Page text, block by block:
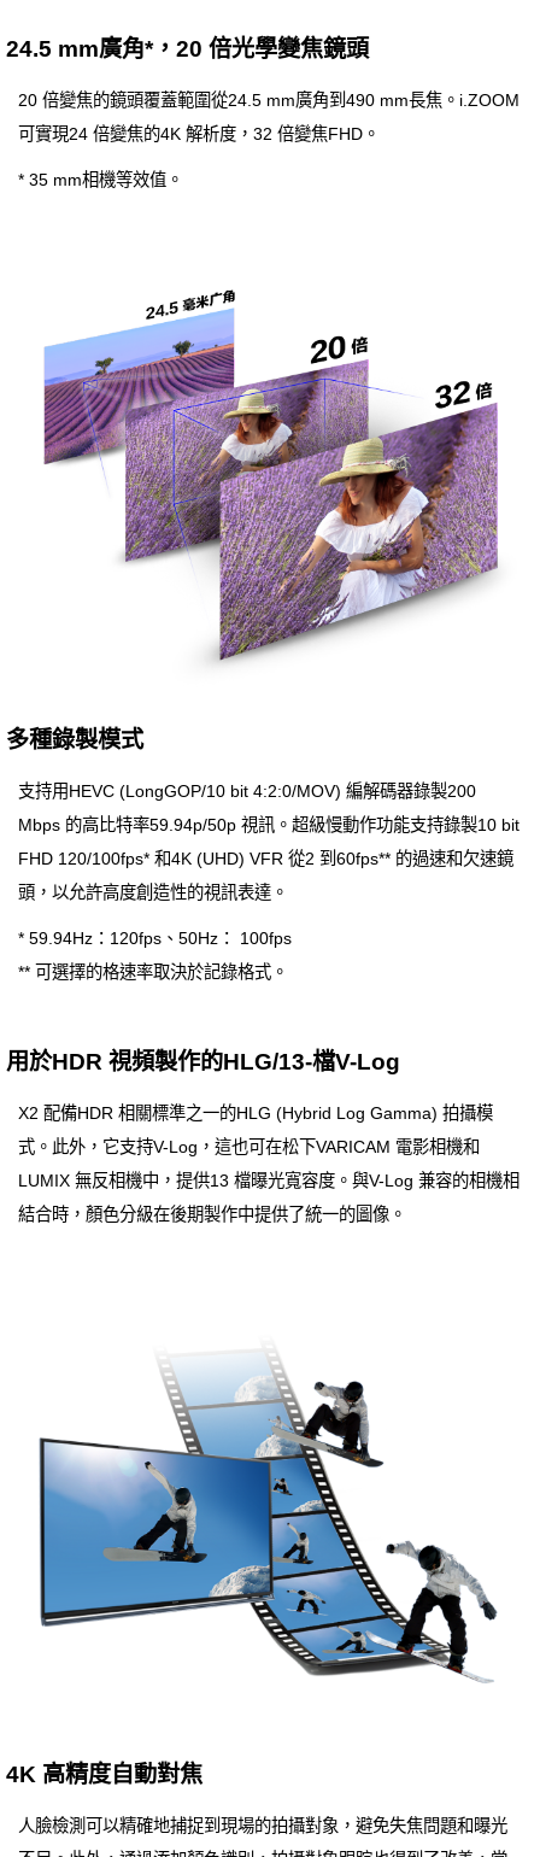
24.5 mm廣角*，20 倍光學變焦鏡頭
20 倍變焦的鏡頭覆蓋範圍從24.5 mm廣角到490 mm長焦。i.ZOOM
可實現24 倍變焦的4K 解析度，32 倍變焦FHD。
* 35 mm相機等效值。
多種錄製模式
支持用HEVC (LongGOP/10 bit 4:2:0/MOV) 編解碼器錄製200
Mbps 的高比特率59.94p/50p 視訊。超級慢動作功能支持錄製10 bit
FHD 120/100fps* 和4K (UHD) VFR 從2 到60fps** 的過速和欠速鏡
頭，以允許高度創造性的視訊表達。
* 59.94Hz：120fps、50Hz： 100fps
** 可選擇的格速率取決於記錄格式。
用於HDR 視頻製作的HLG/13-檔V-Log
X2 配備HDR 相關標準之一的HLG (Hybrid Log Gamma) 拍攝模
式。此外，它支持V-Log，這也可在松下VARICAM 電影相機和
LUMIX 無反相機中，提供13 檔曝光寬容度。與V-Log 兼容的相機相
結合時，顏色分級在後期製作中提供了統一的圖像。
4K 高精度自動對焦
人臉檢測可以精確地捕捉到現場的拍攝對象，避免失焦問題和曝光